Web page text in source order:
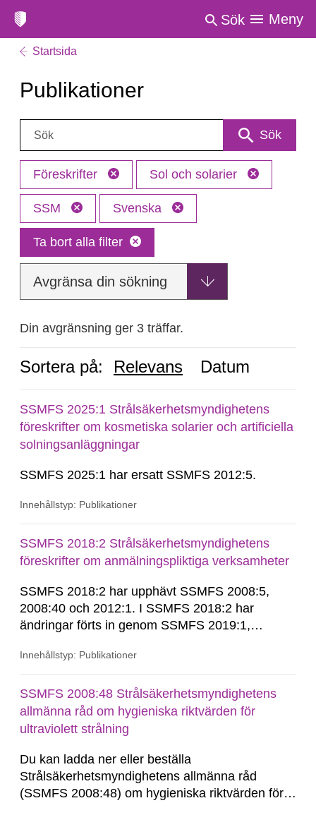
Sök Meny
Startsida
Publikationer
Sök: Sök
Föreskrifter Sol och solarier
SSM Svenska
Ta bort alla filter
Avgränsa din sökning
Din avgränsning ger 3 träffar.
Sortera på: Relevans Datum
SSMFS 2025:1 Strålsäkerhetsmyndighetens
föreskrifter om kosmetiska solarier och artificiella
solningsanläggningar
SSMFS 2025:1 har ersatt SSMFS 2012:5.
Innehållstyp: Publikationer
SSMFS 2018:2 Strålsäkerhetsmyndighetens
föreskrifter om anmälningspliktiga verksamheter
SSMFS 2018:2 har upphävt SSMFS 2008:5,
2008:40 och 2012:1. I SSMFS 2018:2 har
ändringar förts in genom SSMFS 2019:1,
Innehållstyp: Publikationer
SSMFS 2008:48 Strålsäkerhetsmyndighetens
allmänna råd om hygieniska riktvärden för
ultraviolett strålning
Du kan ladda ner eller beställa
Strålsäkerhetsmyndighetens allmänna råd
(SSMFS 2008:48) om hygieniska riktvärden för